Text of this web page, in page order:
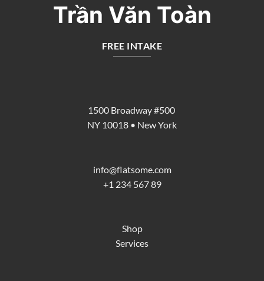
Trần Văn Toàn
FREE INTAKE
1500 Broadway #500
NY 10018 • New York
info@flatsome.com
+1 234 567 89
Shop
Services